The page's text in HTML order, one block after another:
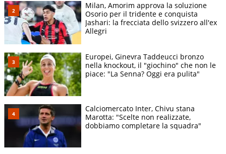
Milan, Amorim approva la soluzione
Osorio per il tridente e conquista
Jashari: la frecciata dello svizzero all'ex
Allegri
Europei, Ginevra Taddeucci bronzo
nella knockout, il "giochino" che non le
piace: "La Senna? Oggi era pulita"
Calciomercato Inter, Chivu stana
Marotta: "Scelte non realizzate,
dobbiamo completare la squadra"